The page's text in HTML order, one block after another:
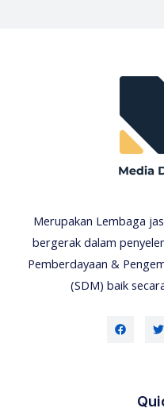
Merupakan Lembaga
bergerak dalam
Pemberdayaan &
(SDM) baik